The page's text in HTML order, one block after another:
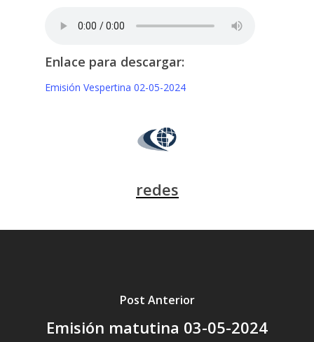
Enlace para descargar:
Emisión Vespertina 02-05-2024
redes
Post Anterior
Emisión matutina 03-05-2024